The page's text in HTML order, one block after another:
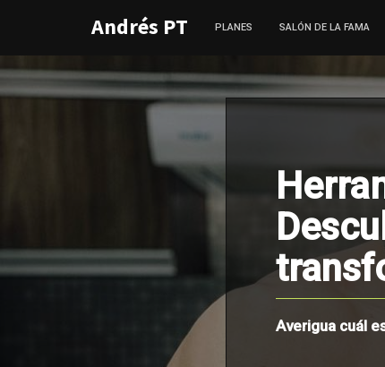
Andrés PT PLANES SALÓN DE LA FAMA
Averigua cuál